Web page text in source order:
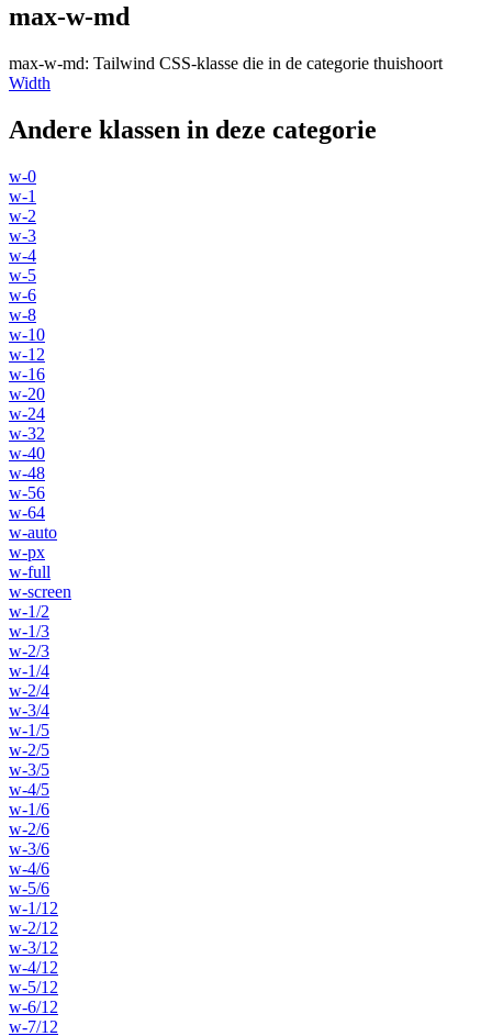
max-w-md
max-w-md: Tailwind CSS-klasse die in de categorie thuishoort
Width
Andere klassen in deze categorie
w-0
w-1
w-2
w-3
w-4
w-5
w-6
w-8
w-10
w-12
w-16
w-20
w-24
w-32
w-40
w-48
w-56
w-64
w-auto
w-px
w-full
w-screen
w-1/2
w-1/3
w-2/3
w-1/4
w-2/4
w-3/4
w-1/5
w-2/5
w-3/5
w-4/5
w-1/6
w-2/6
w-3/6
w-4/6
w-5/6
w-1/12
w-2/12
w-3/12
w-4/12
w-5/12
w-6/12
w-7/12